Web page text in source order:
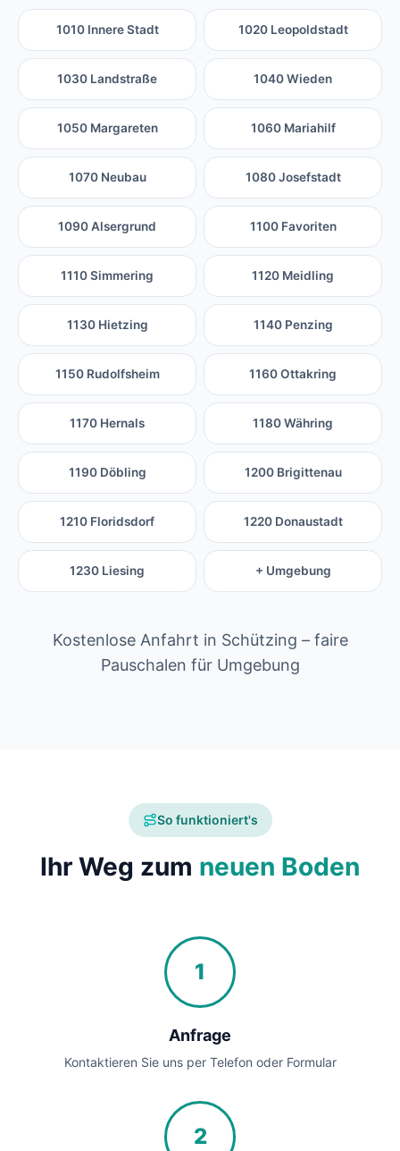
1010 Innere Stadt 1020 Leopoldstadt
1030 Landstraße 1040 Wieden
1050 Margareten 1060 Mariahilf
1070 Neubau 1080 Josefstadt
1090 Alsergrund 1100 Favoriten
1110 Simmering 1120 Meidling
1130 Hietzing 1140 Penzing
1150 Rudolfsheim 1160 Ottakring
1170 Hernals 1180 Währing
1190 Döbling 1200 Brigittenau
1210 Floridsdorf 1220 Donaustadt
1230 Liesing + Umgebung
Kostenlose Anfahrt in Schützing – faire
Pauschalen für Umgebung
So funktioniert's
Ihr Weg zum neuen Boden
1
Anfrage
Kontaktieren Sie uns per Telefon oder Formular
2